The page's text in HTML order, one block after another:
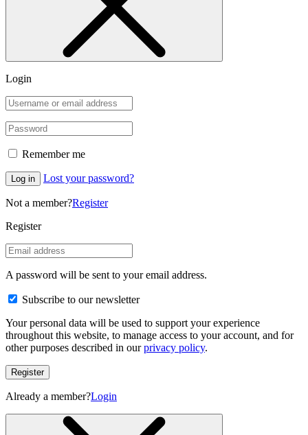
Login
Remember me
Log in Lost your password?
Not a member?Register
Register
A password will be sent to your email address.
Subscribe to our newsletter
Your personal data will be used to support your experience
throughout this website, to manage access to your account, and for
other purposes described in ourprivacy policy.
Register
Already a member?Login